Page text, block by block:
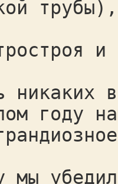
никаких
году
мы